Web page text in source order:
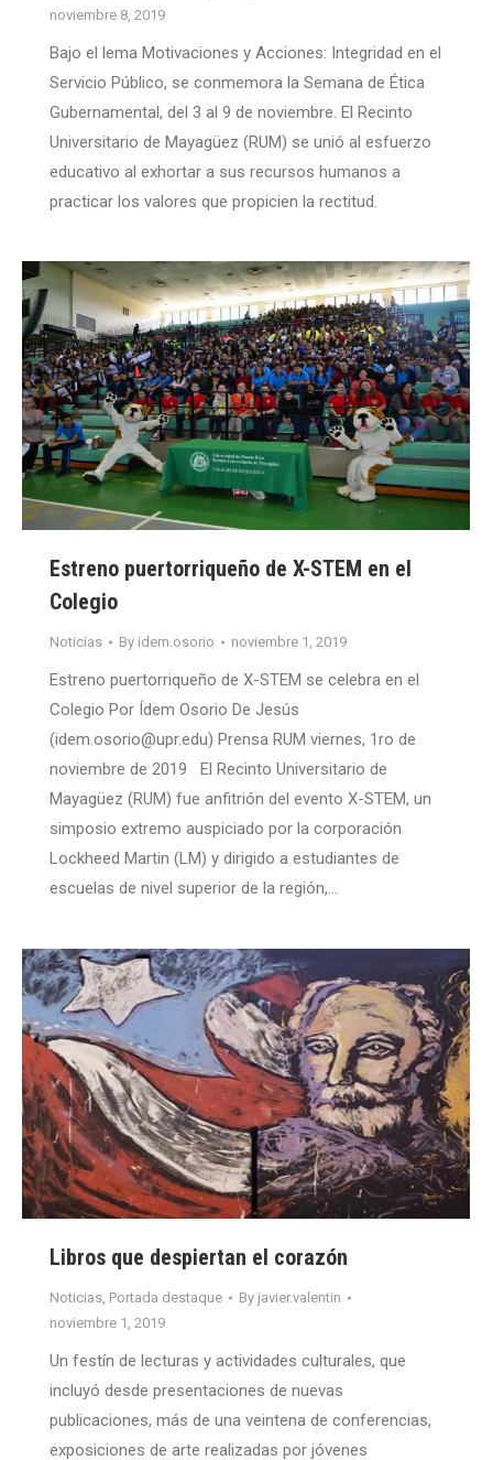
noviembre 8, 2019
Bajo el lema Motivaciones y Acciones: Integridad en el
Servicio Público, se conmemora la Semana de Ética
Gubernamental, del 3 al 9 de noviembre. El Recinto
Universitario de Mayagüez (RUM) se unió al esfuerzo
educativo al exhortar a sus recursos humanos a
practicar los valores que propicien la rectitud.
Estreno puertorriqueño de X-STEM en el
Colegio
Noticias By idem.osorio noviembre 1, 2019
Estreno puertorriqueño de X-STEM se celebra en el
Colegio Por Ídem Osorio De Jesús
(idem.osorio@upr.edu) Prensa RUM viernes, 1ro de
noviembre de 2019 El Recinto Universitario de
Mayagüez (RUM) fue anfitrión del evento X-STEM, un
simposio extremo auspiciado por la corporación
Lockheed Martin (LM) y dirigido a estudiantes de
escuelas de nivel superior de la región,…
Libros que despiertan el corazón
Noticias, Portada destaque By javier.valentin
noviembre 1, 2019
Un festín de lecturas y actividades culturales, que
incluyó desde presentaciones de nuevas
publicaciones, más de una veintena de conferencias,
exposiciones de arte realizadas por jóvenes